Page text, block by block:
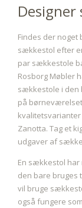
Findes der noget
sækkestol efter
par sækkestole
Rosborg Møbler
sækkestole i den
på
Zanotta. Tag et
udgaver af
En sækkestol har
den bare bruges
vil bruge
også fungere